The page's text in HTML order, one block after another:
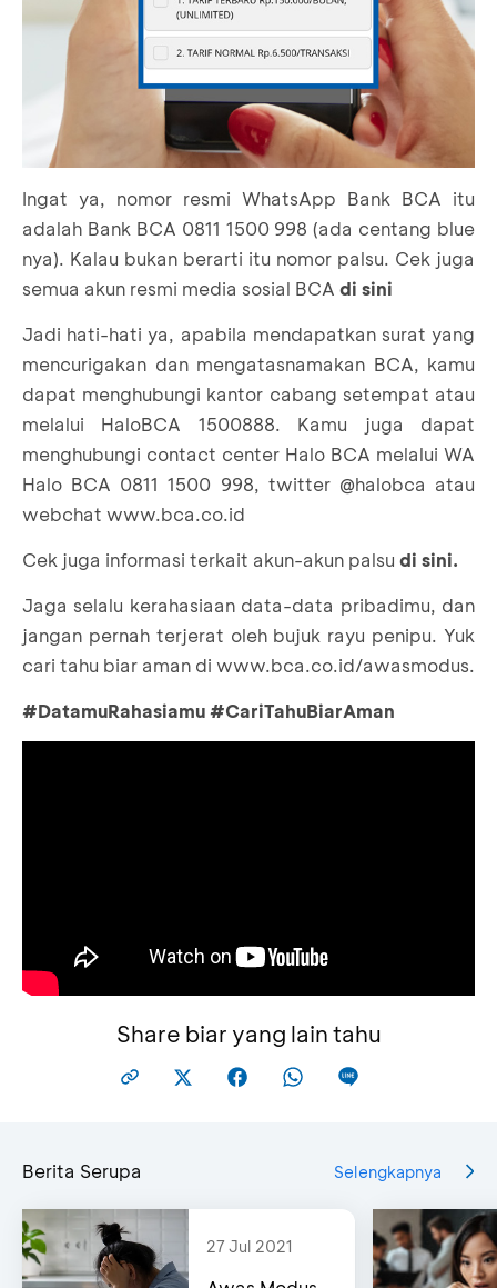
Ingat ya, nomor resmi WhatsApp Bank BCA itu
adalah Bank BCA 0811 1500 998 (ada centang blue
nya). Kalau bukan berarti itu nomor palsu. Cek juga
semua akun resmi media sosial BCA di sini
Jadi hati-hati ya, apabila mendapatkan surat yang
mencurigakan dan mengatasnamakan BCA, kamu
dapat menghubungi kantor cabang setempat atau
melalui HaloBCA 1500888. Kamu juga dapat
menghubungi contact center Halo BCA melalui WA
Halo BCA 0811 1500 998, twitter @halobca atau
webchat www.bca.co.id
Cek juga informasi terkait akun-akun palsu di sini.
Jaga selalu kerahasiaan data-data pribadimu, dan
jangan pernah terjerat oleh bujuk rayu penipu. Yuk
cari tahu biar aman di www.bca.co.id/awasmodus.
#DatamuRahasiamu #CariTahuBiarAman
Share biar yang lain tahu
Berita Serupa Selengkapnya
27 Jul 2021